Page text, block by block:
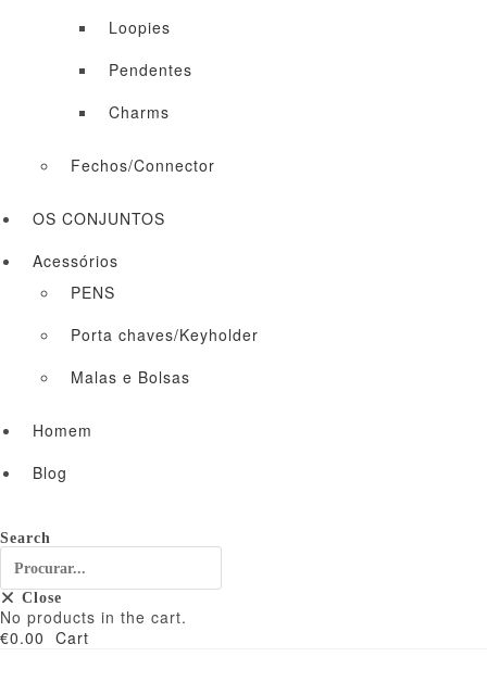
Loopies
Pendentes
Charms
Fechos/Connector
OS CONJUNTOS
Acessórios
PENS
Porta chaves/Keyholder
Malas e Bolsas
Homem
Blog
Search
Close
No products in the cart.
€0.00 Cart